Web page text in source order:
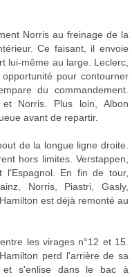
Norris au freinage de la
Ce faisant, il envoie
lui-même au large. Leclerc,
pour contourner
du commandement.
et Norris. Plus loin, Albon
avant de repartir.
de la longue ligne droite.
hors limites. Verstappen,
l'Espagnol. En fin de tour,
Norris, Piastri, Gasly,
est déjà remonté au
les virages n°12 et 15.
perd l'arrière de sa
et s'enlise dans le bac à